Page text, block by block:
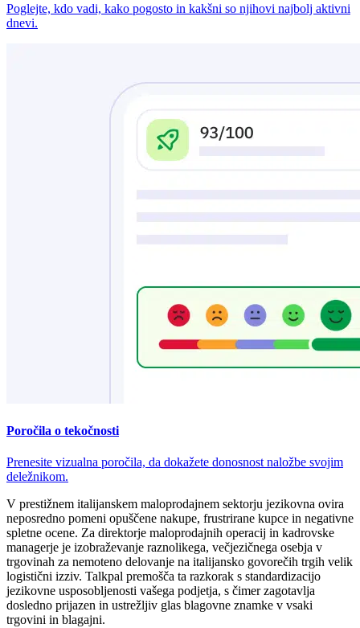
Poglejte, kdo vadi, kako pogosto in kakšni so njihovi najbolj aktivni
dnevi.
Poročila o tekočnosti
Prenesite vizualna poročila, da dokažete donosnost naložbe svojim
deležnikom.
V prestižnem italijanskem maloprodajnem sektorju jezikovna ovira
neposredno pomeni opuščene nakupe, frustrirane kupce in negativne
spletne ocene. Za direktorje maloprodajnih operacij in kadrovske
managerje je izobraževanje raznolikega, večjezičnega osebja v
trgovinah za nemoteno delovanje na italijansko govorečih trgih velik
logistični izziv. Talkpal premošča ta razkorak s standardizacijo
jezikovne usposobljenosti vašega podjetja, s čimer zagotavlja
dosledno prijazen in ustrežljiv glas blagovne znamke v vsaki
trgovini in blagajni.